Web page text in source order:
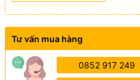
Tư vấn mua hàng
0852 917 249